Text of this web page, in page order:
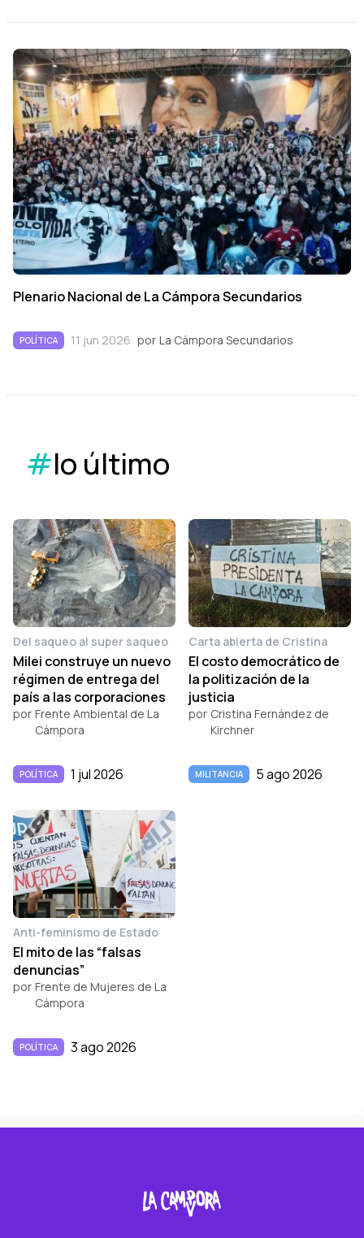
Plenario Nacional de La Cámpora Secundarios
POLÍTICA 11 jun 2026 por La Cámpora Secundarios
#lo último
Del saqueo al super saqueo
Milei construye un nuevo
régimen de entrega del
país a las corporaciones
por Frente Ambiental de La
Cámpora
POLÍTICA 1 jul 2026
Carta abierta de Cristina
El costo democrático de
la politización de la
justicia
por Cristina Fernández de
Kirchner
MILITANCIA 5 ago 2026
Anti-feminismo de Estado
El mito de las “falsas
denuncias”
por Frente de Mujeres de La
Cámpora
POLÍTICA 3 ago 2026